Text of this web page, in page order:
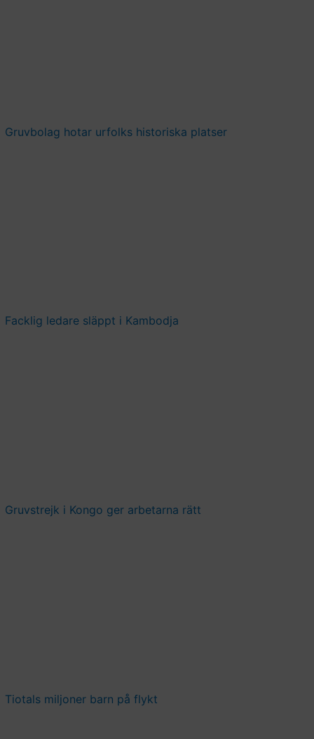
Gruvbolag hotar urfolks historiska platser
Facklig ledare släppt i Kambodja
Gruvstrejk i Kongo ger arbetarna rätt
Tiotals miljoner barn på flykt